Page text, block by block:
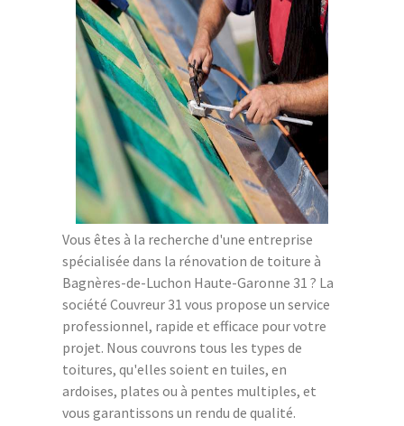
Vous êtes à la recherche d'une entreprise
spécialisée dans la rénovation de toiture à
Bagnères-de-Luchon Haute-Garonne 31 ? La
société Couvreur 31 vous propose un service
professionnel, rapide et efficace pour votre
projet. Nous couvrons tous les types de
toitures, qu'elles soient en tuiles, en
ardoises, plates ou à pentes multiples, et
vous garantissons un rendu de qualité.